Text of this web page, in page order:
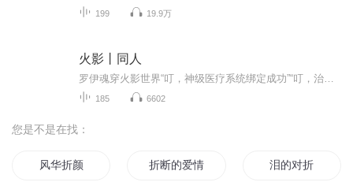
199 19.9万
火影丨同人
185 6602
您是不是在找：
风华折颜 折断的爱情 泪的对折